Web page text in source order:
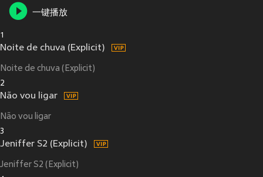
一键播放
1
Noite de chuva (Explicit)
Noite de chuva (Explicit)
2
Não vou ligar
Não vou ligar
3
Jeniffer S2 (Explicit)
Jeniffer S2 (Explicit)